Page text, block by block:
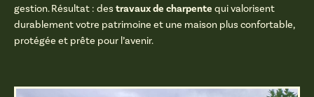
gestion. Résultat : des travaux de charpente qui valorisent
durablement votre patrimoine et une maison plus confortable,
protégée et prête pour l’avenir.